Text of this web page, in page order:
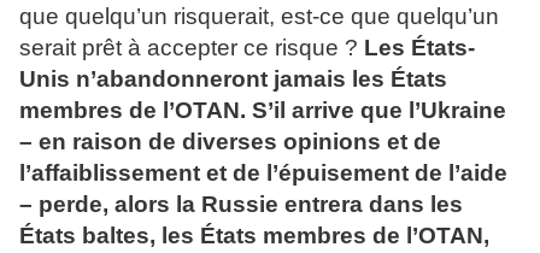
que quelqu’un risquerait, est-ce que quelqu’un
serait prêt à accepter ce risque ? Les États-
Unis n’abandonneront jamais les États
membres de l’OTAN. S’il arrive que l’Ukraine
– en raison de diverses opinions et de
l’affaiblissement et de l’épuisement de l’aide
– perde, alors la Russie entrera dans les
États baltes, les États membres de l’OTAN,